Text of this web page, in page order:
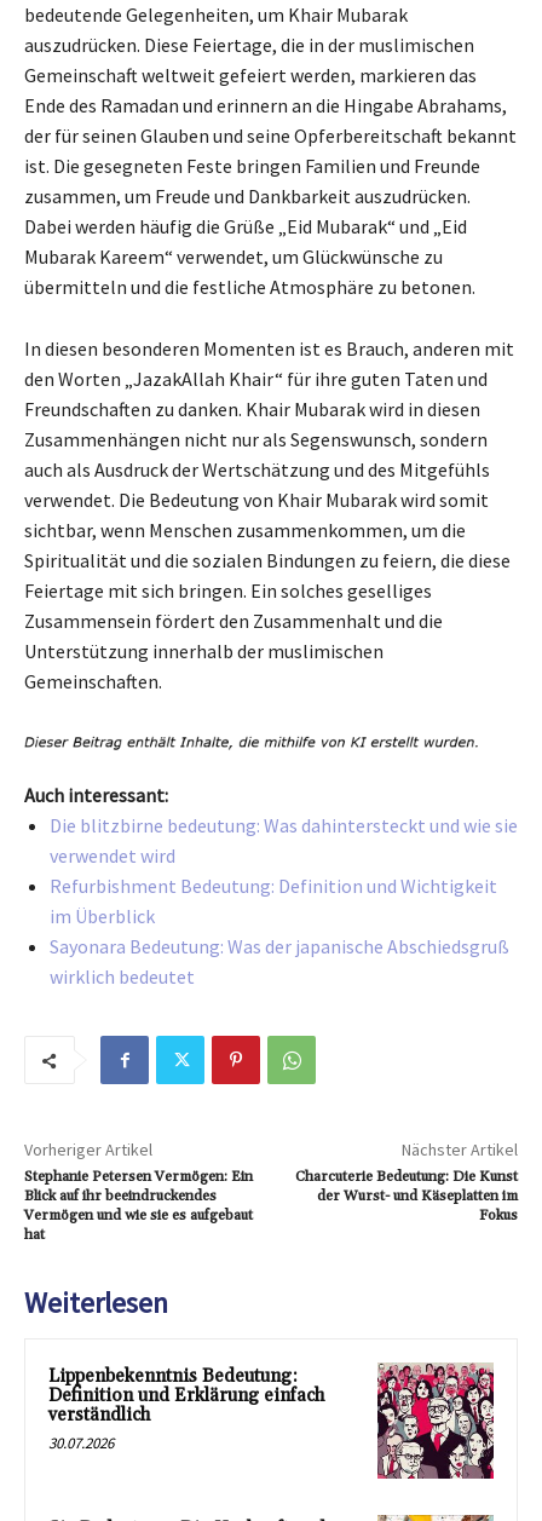
bedeutende Gelegenheiten, um Khair Mubarak
auszudrücken. Diese Feiertage, die in der muslimischen
Gemeinschaft weltweit gefeiert werden, markieren das
Ende des Ramadan und erinnern an die Hingabe Abrahams,
der für seinen Glauben und seine Opferbereitschaft bekannt
ist. Die gesegneten Feste bringen Familien und Freunde
zusammen, um Freude und Dankbarkeit auszudrücken.
Dabei werden häufig die Grüße „Eid Mubarak“ und „Eid
Mubarak Kareem“ verwendet, um Glückwünsche zu
übermitteln und die festliche Atmosphäre zu betonen.
In diesen besonderen Momenten ist es Brauch, anderen mit
den Worten „JazakAllah Khair“ für ihre guten Taten und
Freundschaften zu danken. Khair Mubarak wird in diesen
Zusammenhängen nicht nur als Segenswunsch, sondern
auch als Ausdruck der Wertschätzung und des Mitgefühls
verwendet. Die Bedeutung von Khair Mubarak wird somit
sichtbar, wenn Menschen zusammenkommen, um die
Spiritualität und die sozialen Bindungen zu feiern, die diese
Feiertage mit sich bringen. Ein solches geselliges
Zusammensein fördert den Zusammenhalt und die
Unterstützung innerhalb der muslimischen
Gemeinschaften.
Auch interessant:
Die blitzbirne bedeutung: Was dahintersteckt und wie sie
verwendet wird
Refurbishment Bedeutung: Definition und Wichtigkeit
im Überblick
Sayonara Bedeutung: Was der japanische Abschiedsgruß
wirklich bedeutet
Vorheriger Artikel
Stephanie Petersen Vermögen: Ein
Blick auf ihr beeindruckendes
Vermögen und wie sie es aufgebaut
hat
Nächster Artikel
Charcuterie Bedeutung: Die Kunst
der Wurst- und Käseplatten im
Fokus
Weiterlesen
Lippenbekenntnis Bedeutung:
Definition und Erklärung einfach
verständlich
30.07.2026